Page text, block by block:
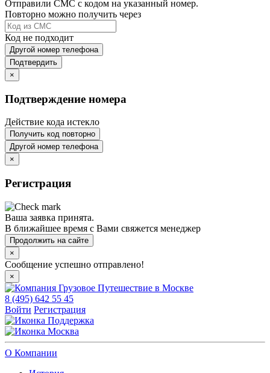
Отправили СМС с кодом на указанный номер.
Повторно можно получить через
Код не подходит
Другой номер телефона
Подтвердить
×
Подтверждение номера
Действие кода истекло
Получить код повторно
Другой номер телефона
×
Регистрация
Ваша заявка принята.
В ближайшее время с Вами свяжется менеджер
Продолжить на сайте
×
Сообщение успешно отправлено!
×
8 (495) 642 55 45
Войти Регистрация
Поддержка
Москва
О Компании